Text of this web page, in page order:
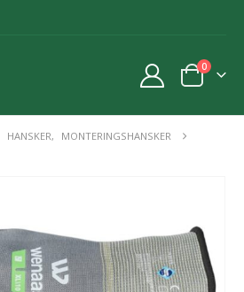
0
HANSKER,
MONTERINGSHANSKER